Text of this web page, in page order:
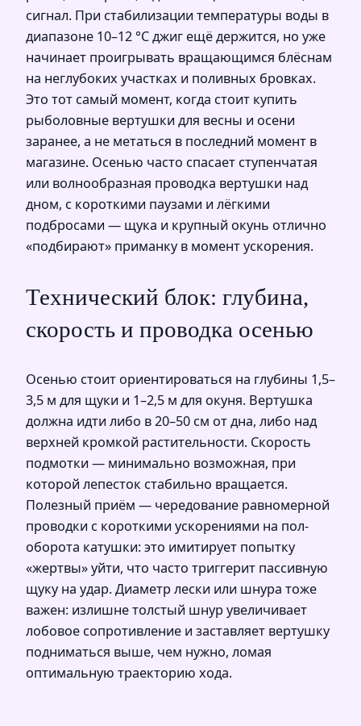
сигнал. При стабилизации температуры воды в
диапазоне 10–12 °C джиг ещё держится, но уже
начинает проигрывать вращающимся блёснам
на неглубоких участках и поливных бровках.
Это тот самый момент, когда стоит купить
рыболовные вертушки для весны и осени
заранее, а не метаться в последний момент в
магазине. Осенью часто спасает ступенчатая
или волнообразная проводка вертушки над
дном, с короткими паузами и лёгкими
подбросами — щука и крупный окунь отлично
«подбирают» приманку в момент ускорения.
Технический блок: глубина,
скорость и проводка осенью
Осенью стоит ориентироваться на глубины 1,5–
3,5 м для щуки и 1–2,5 м для окуня. Вертушка
должна идти либо в 20–50 см от дна, либо над
верхней кромкой растительности. Скорость
подмотки — минимально возможная, при
которой лепесток стабильно вращается.
Полезный приём — чередование равномерной
проводки с короткими ускорениями на пол-
оборота катушки: это имитирует попытку
«жертвы» уйти, что часто триггерит пассивную
щуку на удар. Диаметр лески или шнура тоже
важен: излишне толстый шнур увеличивает
лобовое сопротивление и заставляет вертушку
подниматься выше, чем нужно, ломая
оптимальную траекторию хода.